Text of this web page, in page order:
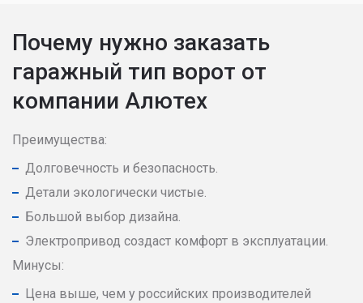
Почему нужно заказать
гаражный тип ворот от
компании Алютех
Преимущества:
Долговечность и безопасность.
Детали экологически чистые.
Большой выбор дизайна.
Электропривод создаст комфорт в эксплуатации.
Минусы:
Цена выше, чем у российских производителей